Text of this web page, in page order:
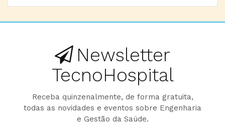
Newsletter
TecnoHospital
Receba quinzenalmente, de forma gratuita,
todas as novidades e eventos sobre Engenharia
e Gestão da Saúde.